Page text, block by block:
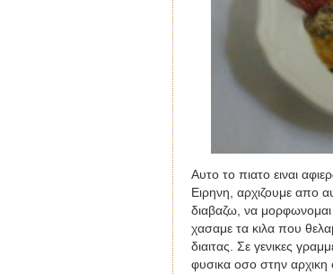
Αυτο το πιατο ειναι
Ειρηνη, αρχιζουμε απο
διαβαζω, να
χασαμε τα κιλα που
διαιτας. Σε γενικες
φυσικα οσο στην αρχικη